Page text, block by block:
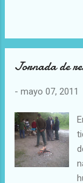
Jornada de
- mayo 07, 2011